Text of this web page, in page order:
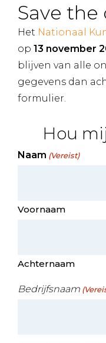
Save the
Het Nationaal
op 13 november
blijven van alle
gegevens dan
formulier.
Hou
Naam (Vereist)
Voornaam
Achternaam
Bedrijfsnaam